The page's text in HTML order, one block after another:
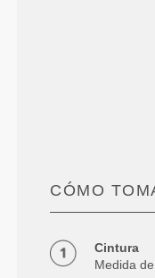
CÓMO
Cintura
Medida